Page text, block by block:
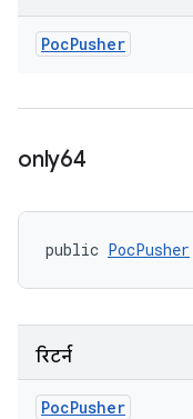
PocPusher
only64
public PocPusher
रिटर्न
PocPusher